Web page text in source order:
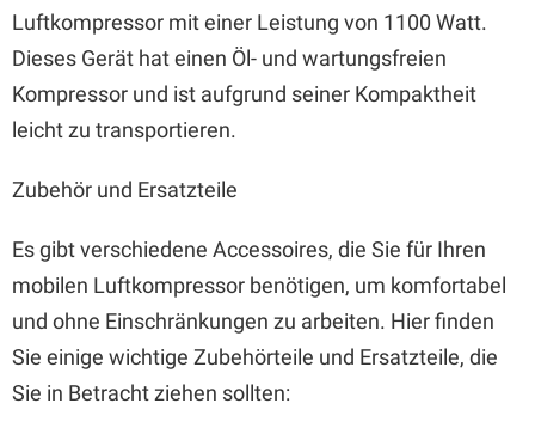
Luftkompressor mit einer Leistung von 1100 Watt.
Dieses Gerät hat einen Öl- und wartungsfreien
Kompressor und ist aufgrund seiner Kompaktheit
leicht zu transportieren.
Zubehör und Ersatzteile
Es gibt verschiedene Accessoires, die Sie für Ihren
mobilen Luftkompressor benötigen, um komfortabel
und ohne Einschränkungen zu arbeiten. Hier finden
Sie einige wichtige Zubehörteile und Ersatzteile, die
Sie in Betracht ziehen sollten: